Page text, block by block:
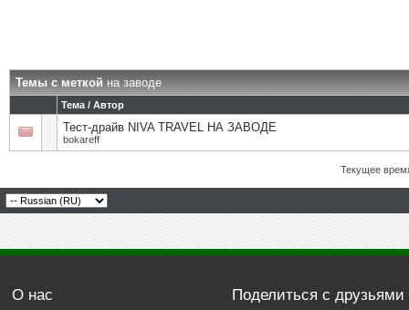
Темы с меткойна заводе
Тема / Автор
Тест-драйв NIVA TRAVEL НА ЗАВОДЕ
bokareff
Текущее
О нас Поделиться с друзьями